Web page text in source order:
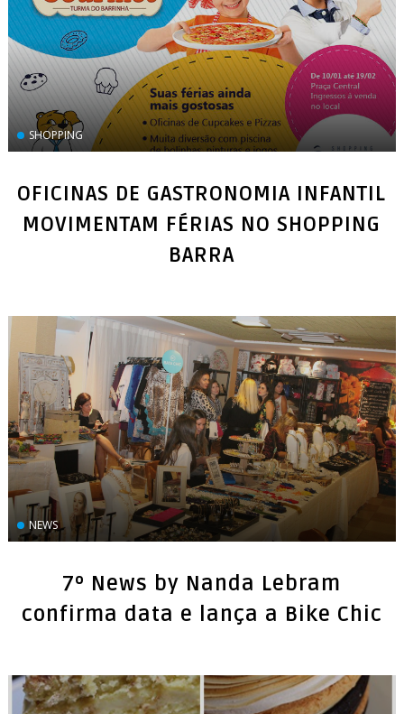
SHOPPING
OFICINAS DE GASTRONOMIA INFANTIL
MOVIMENTAM FÉRIAS NO SHOPPING
BARRA
NEWS
7º News by Nanda Lebram